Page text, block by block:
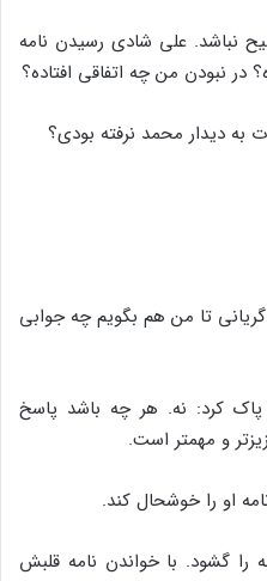
نباشد. على شادى رسیدن نامه
در نبودن من چه اتفاقى افتاده؟
به دیدار محمد نرفته بودى؟
تا من هم بگویم چه جوابى
کرد: نه. هر چه باشد پاسخ
و مهمتر است.
او را خوشحال کند.
را گشود. با خواندن نامه قلبش